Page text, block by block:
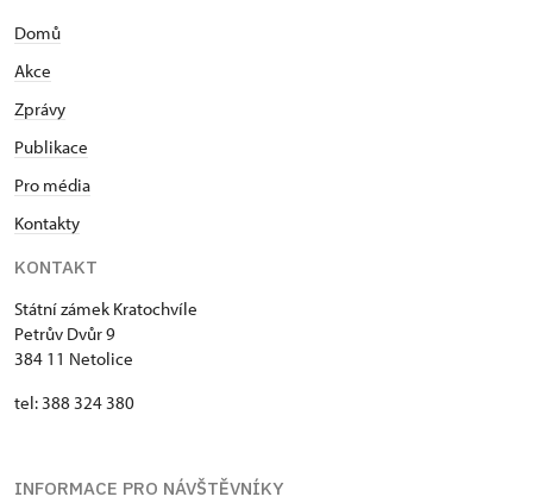
Domů
Akce
Zprávy
Publikace
Pro média
Kontakty
KONTAKT
Státní zámek Kratochvíle
Petrův Dvůr 9
384 11 Netolice
tel: 388 324 380
INFORMACE PRO NÁVŠTĚVNÍKY